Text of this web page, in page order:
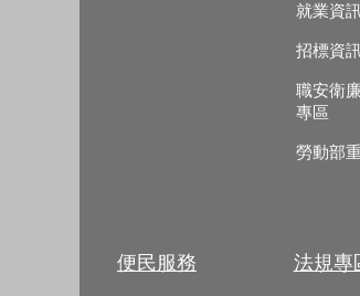
就業資
招標資
職安衛
專區
勞動部
便民服務 法規專